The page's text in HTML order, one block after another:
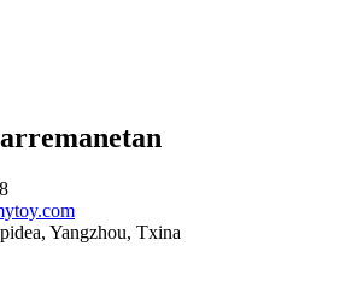
Yangzhou, Txina